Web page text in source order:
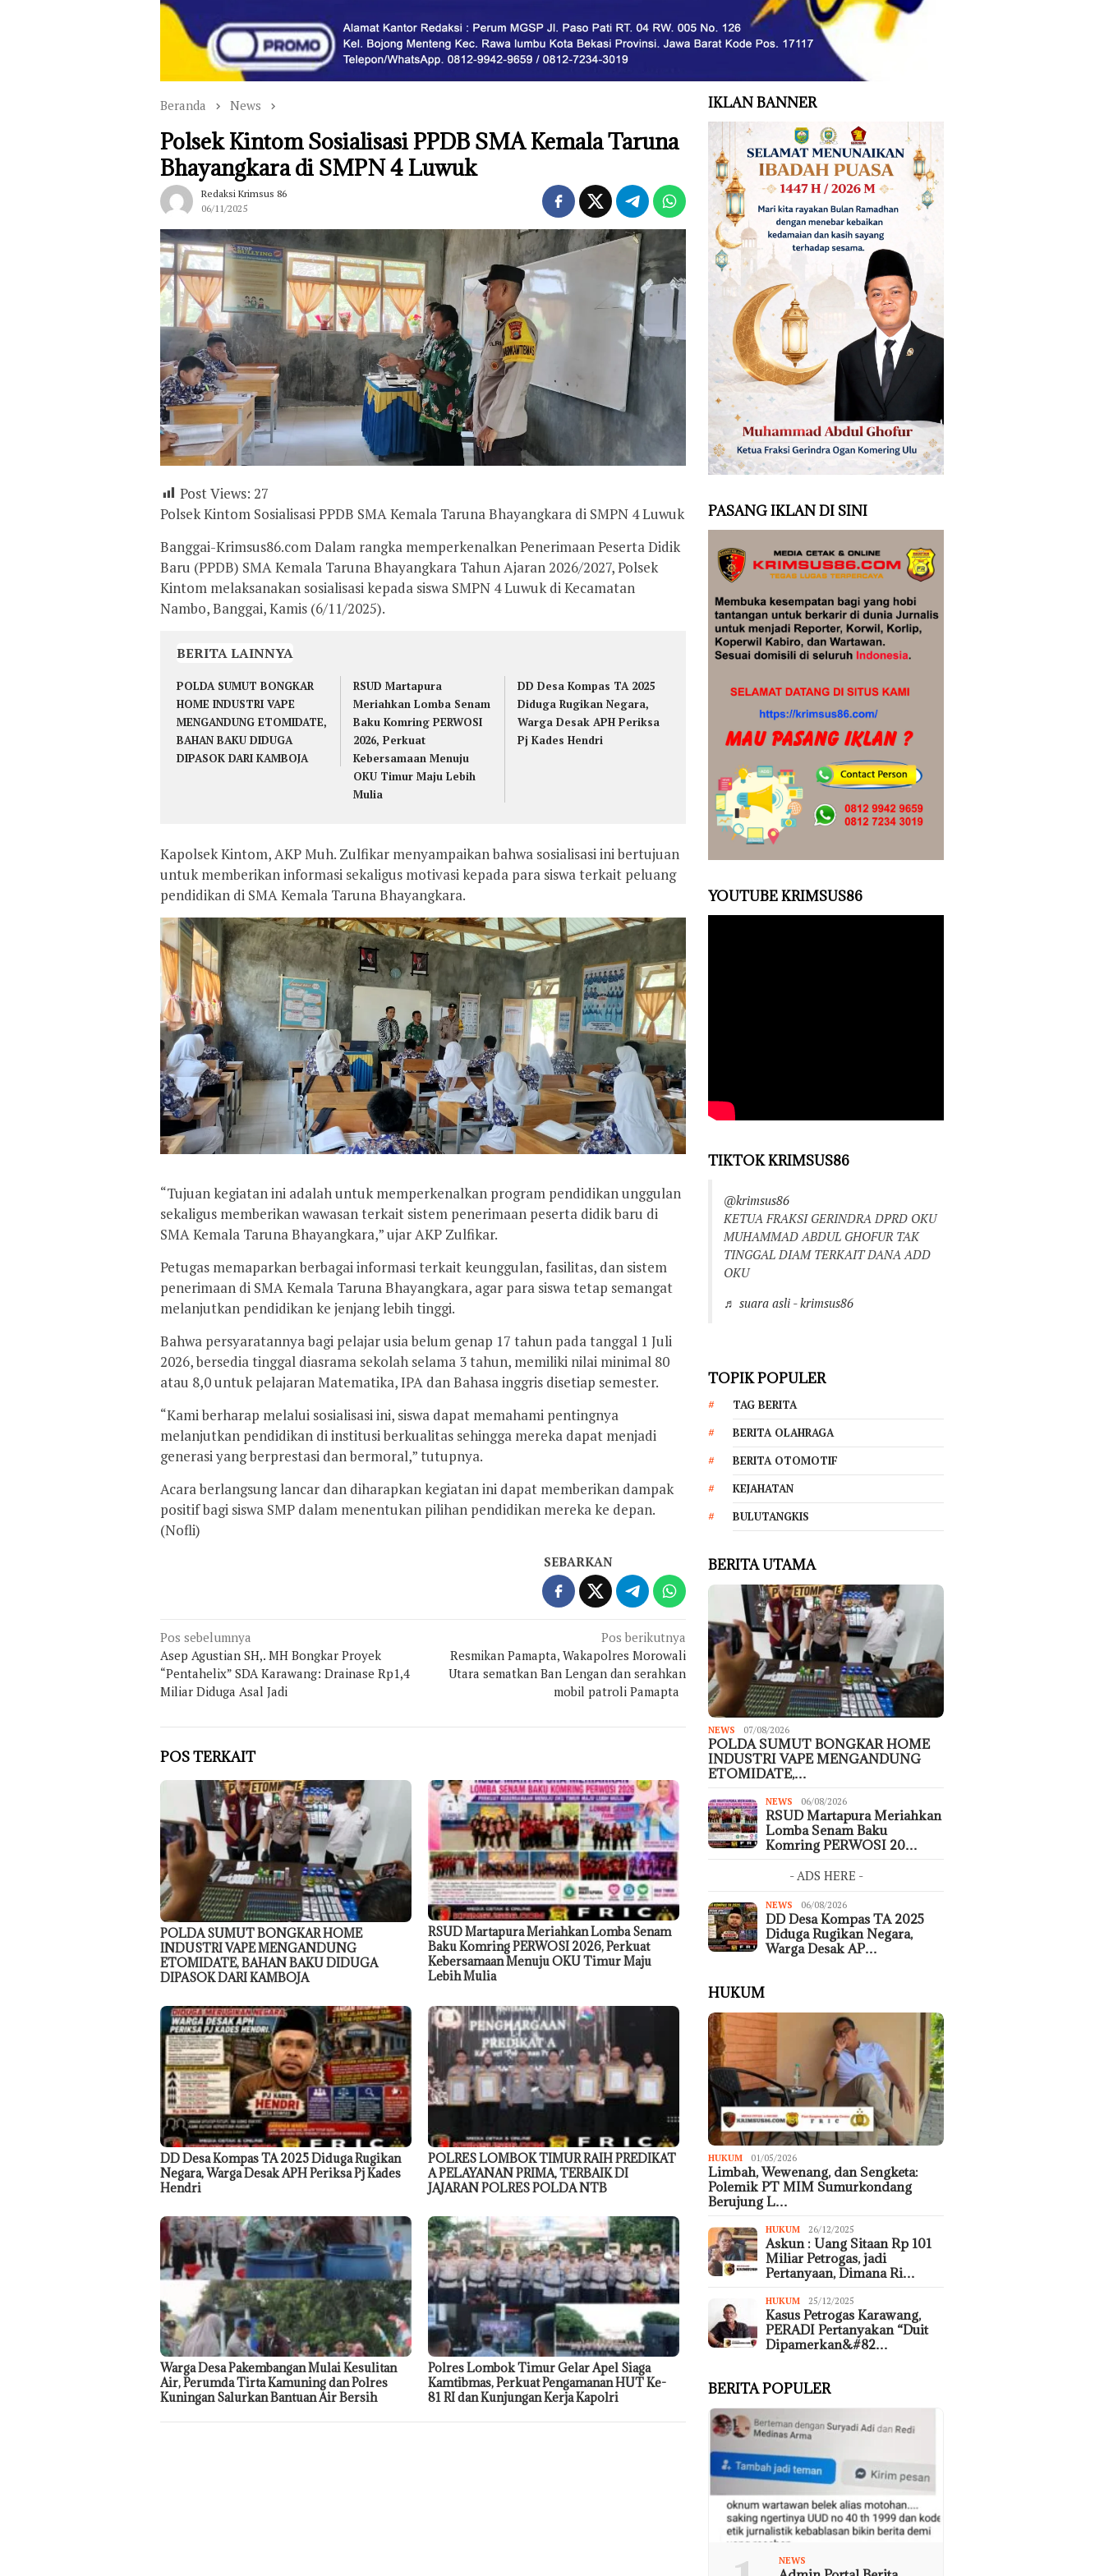
Beranda News
Polsek Kintom Sosialisasi PPDB SMA Kemala Taruna
Bhayangkara di SMPN 4 Luwuk
Redaksi Krimsus 86
06/11/2025
Post Views: 27
Polsek Kintom Sosialisasi PPDB SMA Kemala Taruna Bhayangkara di SMPN 4 Luwuk
Banggai-Krimsus86.com Dalam rangka memperkenalkan Penerimaan Peserta Didik
Baru (PPDB) SMA Kemala Taruna Bhayangkara Tahun Ajaran 2026/2027, Polsek
Kintom melaksanakan sosialisasi kepada siswa SMPN 4 Luwuk di Kecamatan
Nambo, Banggai, Kamis (6/11/2025).
BERITA LAINNYA
POLDA SUMUT BONGKAR
HOME INDUSTRI VAPE
MENGANDUNG ETOMIDATE,
BAHAN BAKU DIDUGA
DIPASOK DARI KAMBOJA
RSUD Martapura
Meriahkan Lomba Senam
Baku Komring PERWOSI
2026, Perkuat
Kebersamaan Menuju
OKU Timur Maju Lebih
Mulia
DD Desa Kompas TA 2025
Diduga Rugikan Negara,
Warga Desak APH Periksa
Pj Kades Hendri
Kapolsek Kintom, AKP Muh. Zulfikar menyampaikan bahwa sosialisasi ini bertujuan
untuk memberikan informasi sekaligus motivasi kepada para siswa terkait peluang
pendidikan di SMA Kemala Taruna Bhayangkara.
“Tujuan kegiatan ini adalah untuk memperkenalkan program pendidikan unggulan
sekaligus memberikan wawasan terkait sistem penerimaan peserta didik baru di
SMA Kemala Taruna Bhayangkara,” ujar AKP Zulfikar.
Petugas memaparkan berbagai informasi terkait keunggulan, fasilitas, dan sistem
penerimaan di SMA Kemala Taruna Bhayangkara, agar para siswa tetap semangat
melanjutkan pendidikan ke jenjang lebih tinggi.
Bahwa persyaratannya bagi pelajar usia belum genap 17 tahun pada tanggal 1 Juli
2026, bersedia tinggal diasrama sekolah selama 3 tahun, memiliki nilai minimal 80
atau 8,0 untuk pelajaran Matematika, IPA dan Bahasa inggris disetiap semester.
“Kami berharap melalui sosialisasi ini, siswa dapat memahami pentingnya
melanjutkan pendidikan di institusi berkualitas sehingga mereka dapat menjadi
generasi yang berprestasi dan bermoral,” tutupnya.
Acara berlangsung lancar dan diharapkan kegiatan ini dapat memberikan dampak
positif bagi siswa SMP dalam menentukan pilihan pendidikan mereka ke depan.
(Nofli)
SEBARKAN
Navigasi
pos
Pos sebelumnya
Asep Agustian SH,. MH Bongkar Proyek
“Pentahelix” SDA Karawang: Drainase Rp1,4
Miliar Diduga Asal Jadi
Pos berikutnya
Resmikan Pamapta, Wakapolres Morowali
Utara sematkan Ban Lengan dan serahkan
mobil patroli Pamapta
POS TERKAIT
POLDA SUMUT BONGKAR HOME
INDUSTRI VAPE MENGANDUNG
ETOMIDATE, BAHAN BAKU DIDUGA
DIPASOK DARI KAMBOJA
RSUD Martapura Meriahkan Lomba Senam
Baku Komring PERWOSI 2026, Perkuat
Kebersamaan Menuju OKU Timur Maju
Lebih Mulia
DD Desa Kompas TA 2025 Diduga Rugikan
Negara, Warga Desak APH Periksa Pj Kades
Hendri
POLRES LOMBOK TIMUR RAIH PREDIKAT
A PELAYANAN PRIMA, TERBAIK DI
JAJARAN POLRES POLDA NTB
Warga Desa Pakembangan Mulai Kesulitan
Air, Perumda Tirta Kamuning dan Polres
Kuningan Salurkan Bantuan Air Bersih
Polres Lombok Timur Gelar Apel Siaga
Kamtibmas, Perkuat Pengamanan HUT Ke-
81 RI dan Kunjungan Kerja Kapolri
IKLAN BANNER
PASANG IKLAN DI SINI
YOUTUBE KRIMSUS86
TIKTOK KRIMSUS86
@krimsus86
KETUA FRAKSI GERINDRA DPRD OKU
MUHAMMAD ABDUL GHOFUR TAK
TINGGAL DIAM TERKAIT DANA ADD
OKU
♬ suara asli - krimsus86
TOPIK POPULER
TAG BERITA
BERITA OLAHRAGA
BERITA OTOMOTIF
KEJAHATAN
BULUTANGKIS
BERITA UTAMA
NEWS 07/08/2026
POLDA SUMUT BONGKAR HOME
INDUSTRI VAPE MENGANDUNG
ETOMIDATE,…
NEWS 06/08/2026
RSUD Martapura Meriahkan
Lomba Senam Baku
Komring PERWOSI 20…
- ADS HERE -
NEWS 06/08/2026
DD Desa Kompas TA 2025
Diduga Rugikan Negara,
Warga Desak AP…
HUKUM
HUKUM 01/05/2026
Limbah, Wewenang, dan Sengketa:
Polemik PT MIM Sumurkondang
Berujung L…
HUKUM 26/12/2025
Askun : Uang Sitaan Rp 101
Miliar Petrogas, jadi
Pertanyaan, Dimana Ri…
HUKUM 25/12/2025
Kasus Petrogas Karawang,
PERADI Pertanyakan “Duit
Dipamerkan&#82…
BERITA POPULER
NEWS